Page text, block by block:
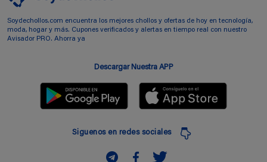
Soydechollos.com encuentra los mejores chollos y ofertas de hoy en tecnología,
moda, hogar y más. Cupones verificados y alertas en tiempo real con nuestro
Avisador PRO. Ahorra ya
Descargar Nuestra APP
Siguenos en redes sociales